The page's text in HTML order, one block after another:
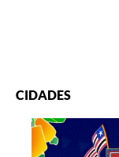
CIDADES